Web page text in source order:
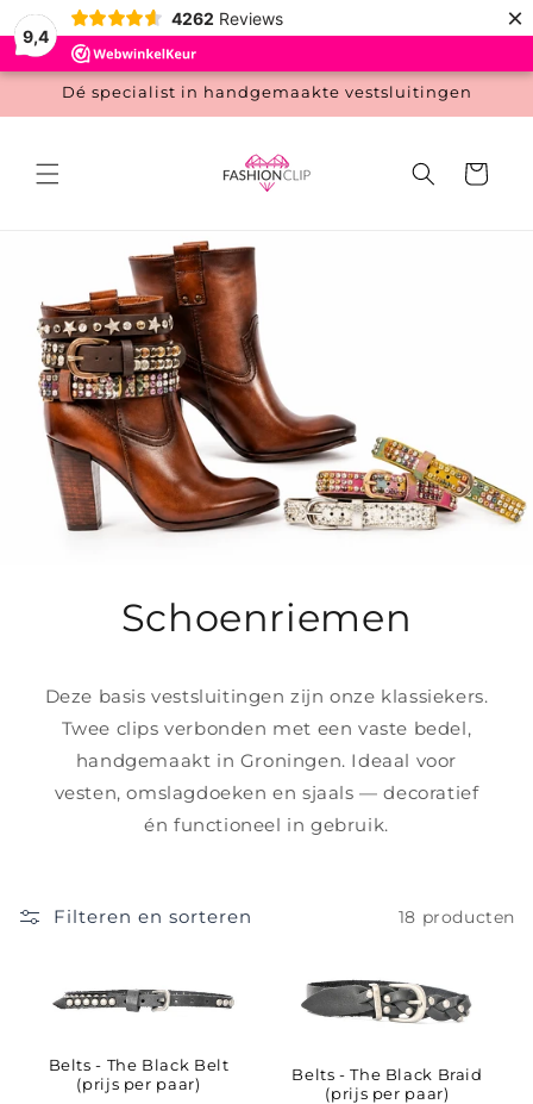
9,4
4262 Reviews ×
naar de
content
Dé specialist in handgemaakte vestsluitingen
C
l
l
e
t
e
Schoenriemen
Deze basis vestsluitingen zijn onze klassiekers.
Twee clips verbonden met een vaste bedel,
handgemaakt in Groningen. Ideaal voor
vesten, omslagdoeken en sjaals — decoratief
én functioneel in gebruik.
Filteren en sorteren 18 producten
Belts - The Black Belt
(prijs per paar)
Belts - The Black Braid
(prijs per paar)